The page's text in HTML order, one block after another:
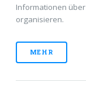
Informationen
organisieren.
MEHR